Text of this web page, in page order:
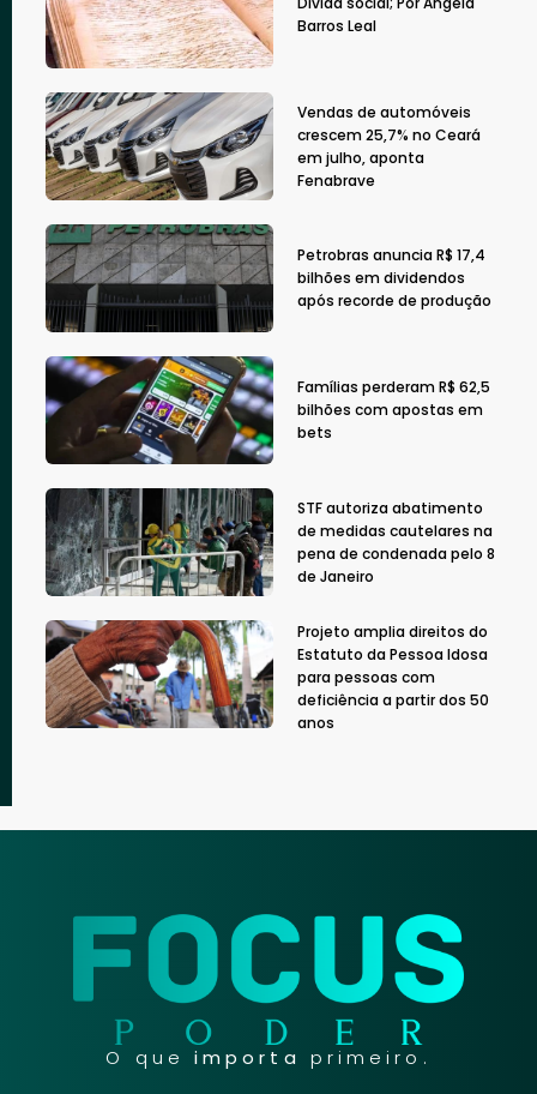
Barros Leal
Vendas de automóveis
crescem 25,7% no Ceará
em julho, aponta
Fenabrave
Petrobras anuncia R$ 17,4
bilhões em dividendos
após recorde de produção
Famílias perderam R$ 62,5
bilhões com apostas em
bets
STF autoriza abatimento
de medidas cautelares na
pena de condenada pelo 8
de Janeiro
Projeto amplia direitos do
Estatuto da Pessoa Idosa
para pessoas com
deficiência a partir dos 50
anos
O que importa primeiro.